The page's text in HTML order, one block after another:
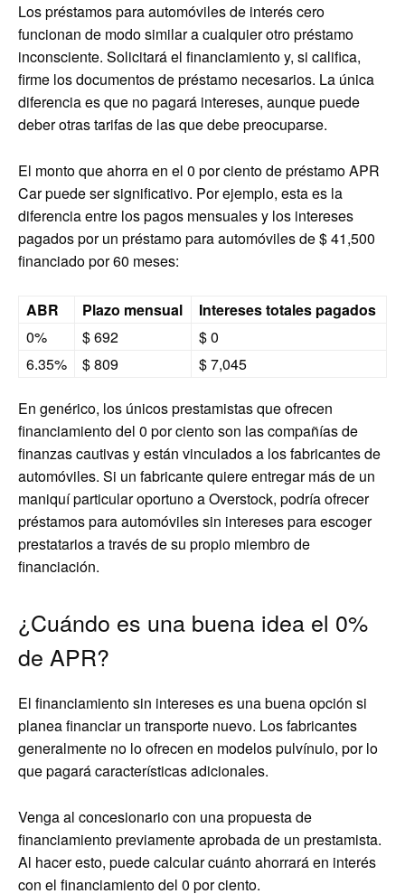
Los préstamos para automóviles de interés cero
funcionan de modo similar a cualquier otro préstamo
inconsciente. Solicitará el financiamiento y, si califica,
firme los documentos de préstamo necesarios. La única
diferencia es que no pagará intereses, aunque puede
deber otras tarifas de las que debe preocuparse.
El monto que ahorra en el 0 por ciento de préstamo APR
Car puede ser significativo. Por ejemplo, esta es la
diferencia entre los pagos mensuales y los intereses
pagados por un préstamo para automóviles de $ 41,500
financiado por 60 meses:
ABR Plazo mensual
Intereses totales pagados
0%
$ 692
$ 0
6.35%
$ 809 $ 7,045
En genérico, los únicos prestamistas que ofrecen
financiamiento del 0 por ciento son las compañías de
finanzas cautivas y están vinculados a los fabricantes de
automóviles. Si un fabricante quiere entregar más de un
maniquí particular oportuno a Overstock, podría ofrecer
préstamos para automóviles sin intereses para escoger
prestatarios a través de su propio miembro de
financiación.
¿Cuándo es una buena idea el 0%
de APR?
El financiamiento sin intereses es una buena opción si
planea financiar un transporte nuevo. Los fabricantes
generalmente no lo ofrecen en modelos pulvínulo, por lo
que pagará características adicionales.
Venga al concesionario con una propuesta de
financiamiento previamente aprobada de un prestamista.
Al hacer esto, puede calcular cuánto ahorrará en interés
con el financiamiento del 0 por ciento.